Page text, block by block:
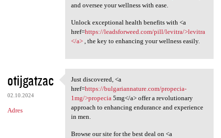
and oversee your wellness with ease.
Unlock exceptional health benefits with <a
href=https://leadsforweed.com/pill/levitra/>levitra
</a>, the key to enhancing your wellness easily.
otijgatzac
02.10.2024
Adres
Just discovered, <a href
Just discovered, <a
href=https://bulgariannature.com/propecia-
1mg/>propecia5mg</a> offer a revolutionary
approach to enhancing endurance and experience
in men.
Browse our site for the best deal on <a